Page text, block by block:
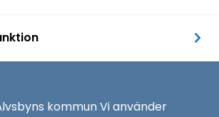
kommun Vi använder